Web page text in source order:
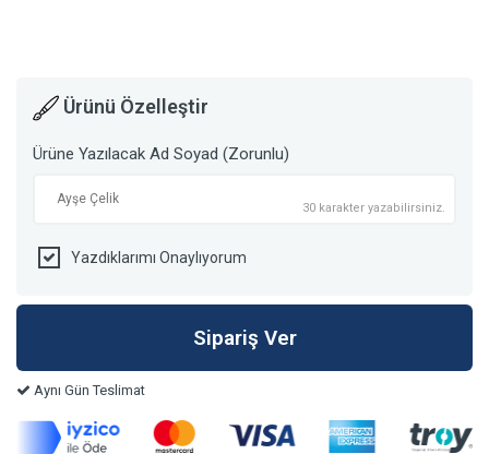
Ürünü Özelleştir
Ürüne Yazılacak Ad Soyad (Zorunlu)
30 karakter yazabilirsiniz.
Yazdıklarımı Onaylıyorum
Aynı Gün Teslimat